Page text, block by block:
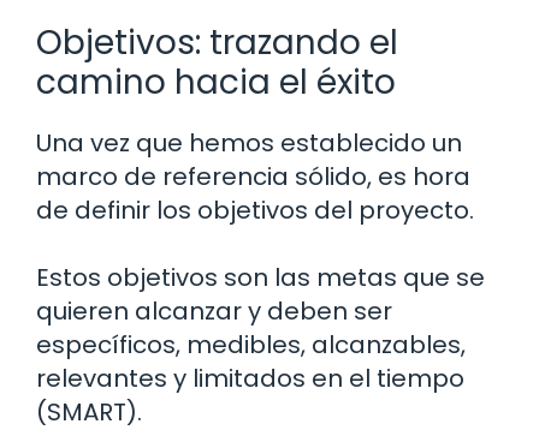
Objetivos: trazando el
camino hacia el éxito
Una vez que hemos establecido un
marco de referencia sólido, es hora
de definir los objetivos del proyecto.
Estos objetivos son las metas que se
quieren alcanzar y deben ser
específicos, medibles, alcanzables,
relevantes y limitados en el tiempo
(SMART).